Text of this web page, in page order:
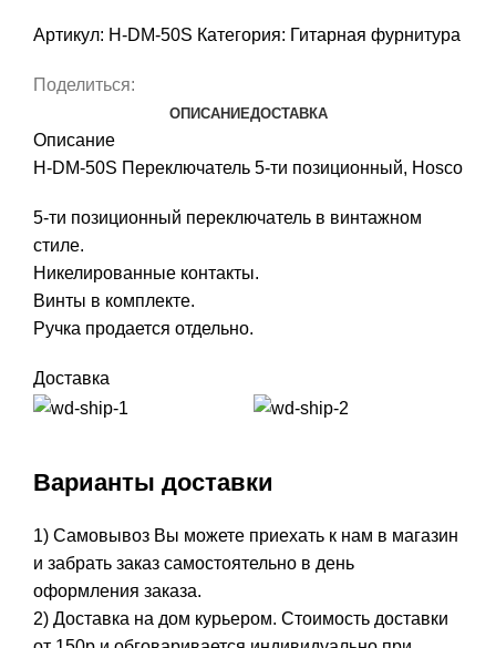
Артикул: H-DM-50S Категория: Гитарная фурнитура
Поделиться:
ОПИСАНИЕДОСТАВКА
Описание
H-DM-50S Переключатель 5-ти позиционный, Hosco
5-ти позиционный переключатель в винтажном
стиле.
Никелированные контакты.
Винты в комплекте.
Ручка продается отдельно.
Доставка
Варианты доставки
1) Самовывоз Вы можете приехать к нам в магазин
и забрать заказ самостоятельно в день
оформления заказа.
2) Доставка на дом курьером. Стоимость доставки